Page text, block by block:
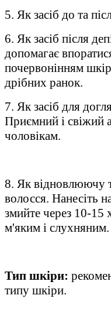
5. Як засіб до та
6. Як засіб після
допомагає
почервонінням
дрібних ранок.
7. Як засіб для
Приємний і свіжий
чоловікам.
8. Як відновлюючу
волосся. Нанесіть
змийте через 10-15
м'яким і слухняним.
Тип шкіри:
типу шкіри.